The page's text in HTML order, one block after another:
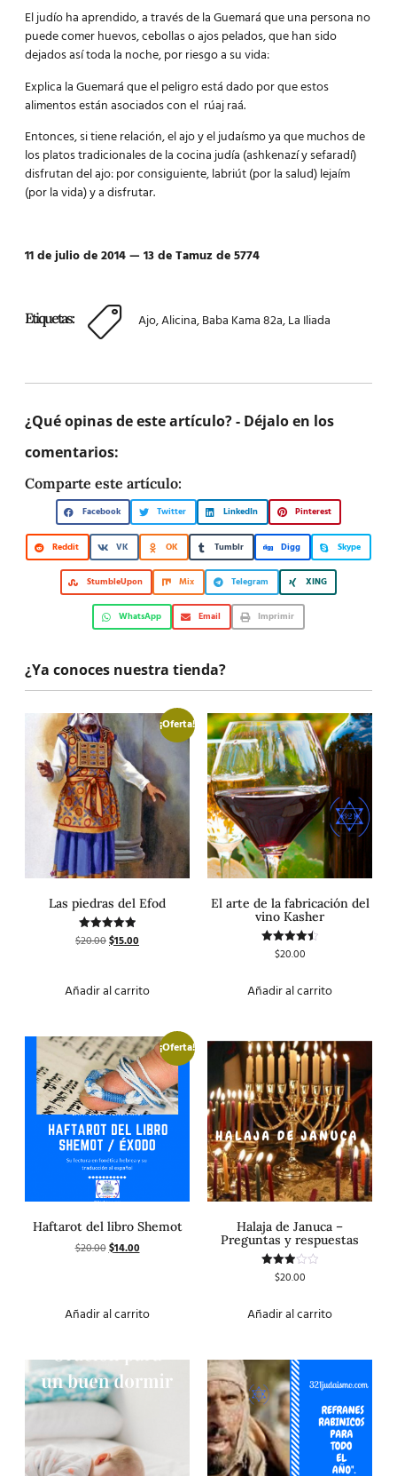
El judío ha aprendido, a través de la Guemará que una persona no
puede comer huevos, cebollas o ajos pelados, que han sido
dejados así toda la noche, por riesgo a su vida:
Explica la Guemará que el peligro está dado por que estos
alimentos están asociados con el rúaj raá.
Entonces, si tiene relación, el ajo y el judaísmo ya que muchos de
los platos tradicionales de la cocina judía (ashkenazí y sefaradí)
disfrutan del ajo: por consiguiente, labriút (por la salud) lejaím
(por la vida) y a disfrutar.
11 de julio de 2014 — 13 de Tamuz de 5774
Etiquetas: Ajo,Alicina,Baba Kama 82a,La Iliada
¿Qué opinas de este artículo? - Déjalo en los
comentarios:
Comparte este artículo:
Facebook Twitter LinkedIn Pinterest
Reddit VK OK Tumblr Digg Skype
StumbleUpon Mix Telegram XING
WhatsApp Email Imprimir
¿Ya conoces nuestra tienda?
¡Oferta!
Las piedras del Efod
Valorado
con
$20.00$15.00
Añadir al carrito
El arte de la fabricación del
vino Kasher
Valorado
$20.00
Añadir al carrito
¡Oferta!
Haftarot del libro Shemot
$20.00$14.00
Añadir al carrito
Halaja de Januca –
Preguntas y respuestas
Valorado
con
$20.00
Añadir al carrito